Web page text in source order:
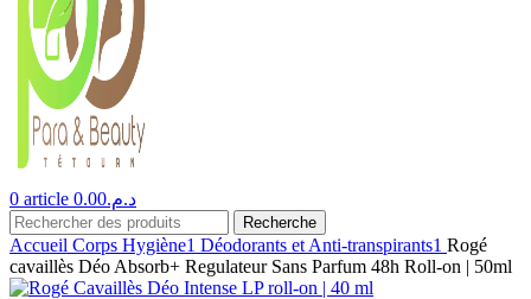
0 article د.م.0.00
Recherche
Accueil Corps Hygiène1 Déodorants et Anti-transpirants1 Rogé
cavaillès Déo Absorb+ Regulateur Sans Parfum 48h Roll-on | 50ml